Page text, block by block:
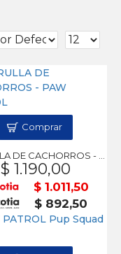
$ 1.190,00
$ 1.011,50
$ 892,50
Comprar